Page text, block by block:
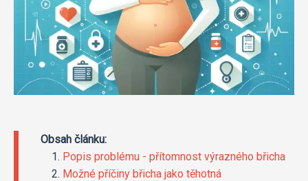
Obsah článku:
Popis problému - přítomnost výrazného břicha
Možné příčiny břicha jako těhotná